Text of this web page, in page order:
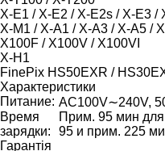
X-E1 / X-E2 / X-E2s / X-E3 /
X-M1 / X-A1 / X-A3 / X-A5 /
X100F / X100V / X100VI
X-H1
FinePix HS50EXR /
Характеристики
Питание: AC100V∼240V,
Время
зарядки:
Прим. 95 мин
95 и прим. 225
Гарантія